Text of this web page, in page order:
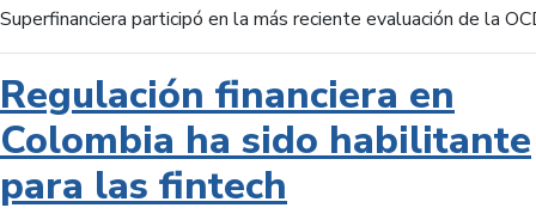
Superfinanciera participó en la más reciente evaluación de la
Regulación financiera en
Colombia ha sido habilitante
para las fintech